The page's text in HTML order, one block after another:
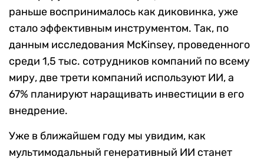
раньше воспринималось как диковинка, уже
стало эффективным инструментом. Так, по
данным исследования McKinsey, проведенного
среди 1,5 тыс. сотрудников компаний по всему
миру, две трети компаний используют ИИ, а
67% планируют наращивать инвестиции в его
внедрение.
Уже в ближайшем году мы увидим, как
мультимодальный генеративный ИИ станет